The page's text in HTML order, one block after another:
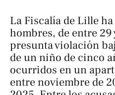
La Fiscalía de Lille
hombres, de entre
presunta violación
de un niño de cinco
ocurridos en un
entre noviembre de